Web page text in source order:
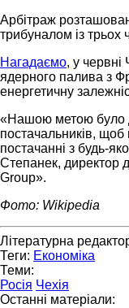
Арбітраж
трибуналом із трьох
Нагадаємо, у червні
ядерного палива з
енергетичну
«Нашою метою було
постачальників, щоб
постачанні з будь-
Степанек, директор
Group».
Фото: Wikipedia
Літературна
Теги: Економіка
Теми:
Росія Чехія
Останні матеріали: